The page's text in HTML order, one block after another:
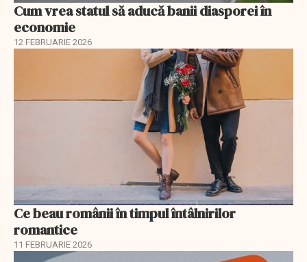
Cum vrea statul să aducă banii diasporei în
economie
12 FEBRUARIE 2026
Ce beau românii în timpul întâlnirilor
romantice
11 FEBRUARIE 2026